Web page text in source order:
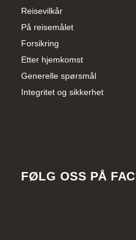
Reisevilkår
På reisemålet
Forsikring
Etter hjemkomst
Generelle spørsmål
Integritet og sikkerhet
FØLG OSS PÅ